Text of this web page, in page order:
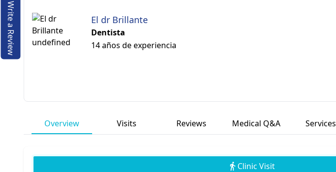
El dr Brillante
Dentista
14 años de experiencia
Overview Visits Reviews Medical Q&A Services
Clinic Visit
Write a Review